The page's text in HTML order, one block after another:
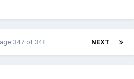
NEXT
347 of 348